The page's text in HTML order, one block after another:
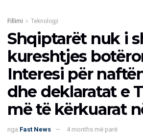
Fillimi Teknologji
Shqiptarët nuk i
kureshtjes
Interesi për
dhe deklaratat e
më të kërkuarat
nga Fast News 4 months më parë